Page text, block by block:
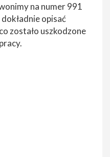
na numer 991
opisać
zostało uszkodzone